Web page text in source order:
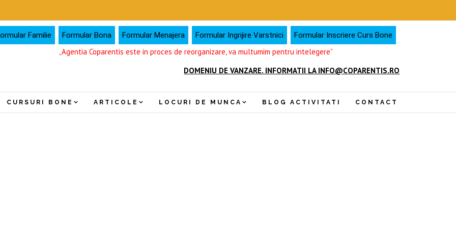
Familie Formular Bona Formular Menajera Formular Ingrijire Varstnici Formular Inscriere Curs Bone
„Agentia Coparentis este in proces de reorganizare, va multumim pentru intelegere”
DOMENIU DE VANZARE. INFORMATII LA INFO@COPARENTIS.RO
CURSURI BONE ARTICOLE LOCURI DE MUNCA BLOG ACTIVITATI CONTACT